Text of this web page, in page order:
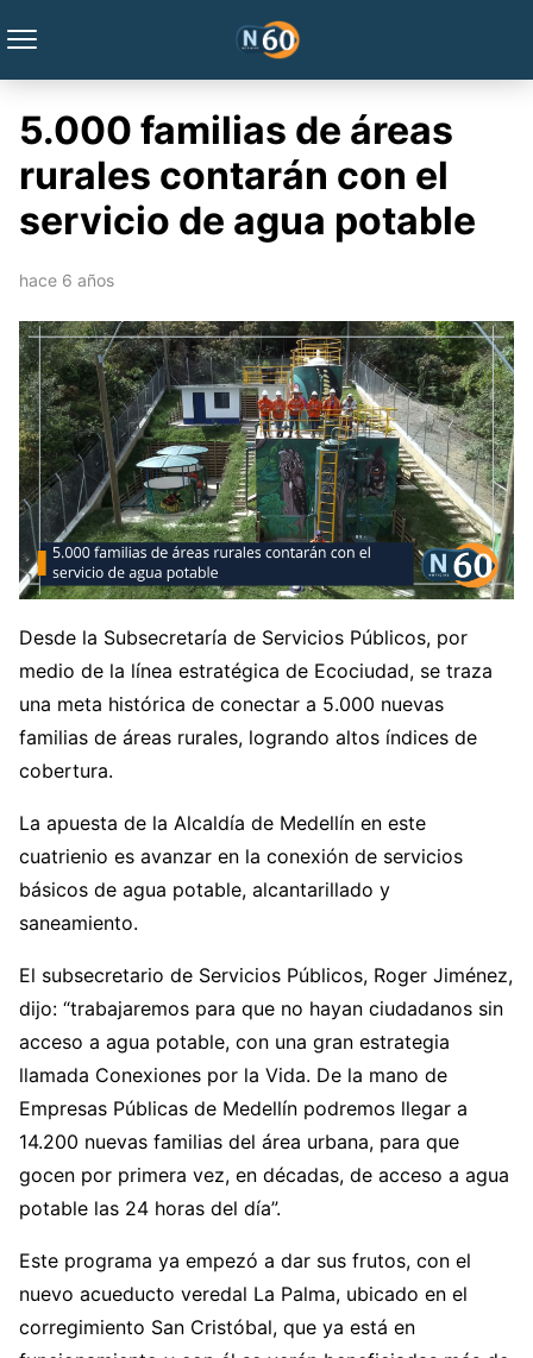
5.000 familias de áreas
rurales contarán con el
servicio de agua potable
hace 6 años
Desde la Subsecretaría de Servicios Públicos, por
medio de la línea estratégica de Ecociudad, se traza
una meta histórica de conectar a 5.000 nuevas
familias de áreas rurales, logrando altos índices de
cobertura.
La apuesta de la Alcaldía de Medellín en este
cuatrienio es avanzar en la conexión de servicios
básicos de agua potable, alcantarillado y
saneamiento.
El subsecretario de Servicios Públicos, Roger Jiménez,
dijo: “trabajaremos para que no hayan ciudadanos sin
acceso a agua potable, con una gran estrategia
llamada Conexiones por la Vida. De la mano de
Empresas Públicas de Medellín podremos llegar a
14.200 nuevas familias del área urbana, para que
gocen por primera vez, en décadas, de acceso a agua
potable las 24 horas del día”.
Este programa ya empezó a dar sus frutos, con el
nuevo acueducto veredal La Palma, ubicado en el
corregimiento San Cristóbal, que ya está en